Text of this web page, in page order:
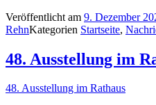
Veröffentlicht am 9. Dezember
RehnKategorien Startseite,
48. Ausstellung im
48. Ausstellung im Rathaus